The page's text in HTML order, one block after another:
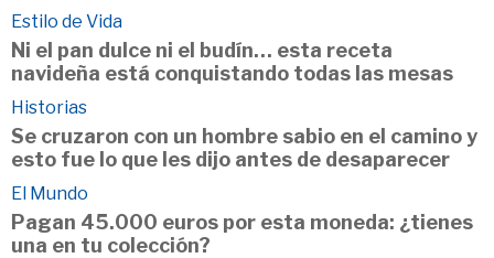
Estilo de Vida
Ni el pan dulce ni el budín… esta receta
navideña está conquistando todas las mesas
Historias
Se cruzaron con un hombre sabio en el camino y
esto fue lo que les dijo antes de desaparecer
El Mundo
Pagan 45.000 euros por esta moneda: ¿tienes
una en tu colección?